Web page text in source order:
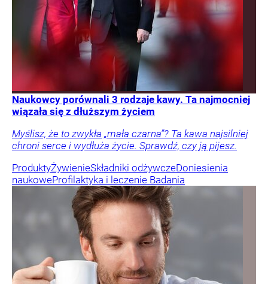
Naukowcy porównali 3 rodzaje kawy. Ta najmocniej
wiązała się z dłuższym życiem
Myślisz, że to zwykła „mała czarna”? Ta kawa najsilniej
chroni serce i wydłuża życie. Sprawdź, czy ją pijesz.
ProduktyŻywienieSkładniki odżywczeDoniesienia
naukoweProfilaktyka i leczenie Badania